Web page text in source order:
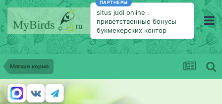
ПАРТНЕРЫ
situs judi online .
приветственные бонусы
букмекерских контор
Мягкие корма